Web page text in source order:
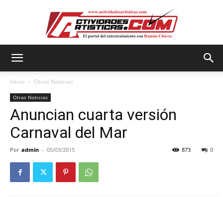
Inicio Otras Noticias
Otras Noticias
Anuncian cuarta versión
Carnaval del Mar
Por admin - 05/03/2015 0
873